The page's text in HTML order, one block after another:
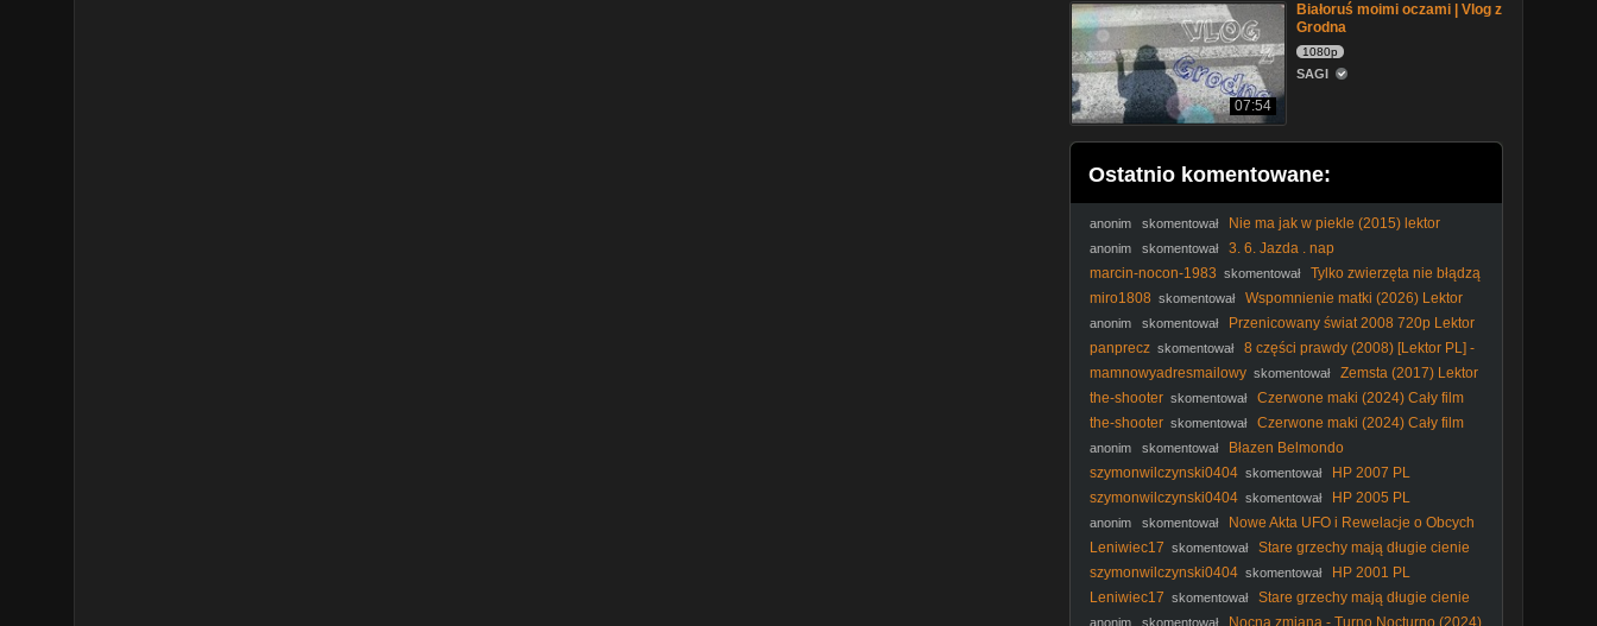
07:54
Białoruś moimi oczami | Vlog z
Grodna
1080p
SAGI
Ostatnio komentowane:
anonim skomentował Nie ma jak w piekle (2015) lektor
anonim skomentował
3. 6. Jazda . nap
marcin-nocon-1983 skomentował
Tylko zwierzęta nie błądzą
(2019) Lektor PL
miro1808 skomentował
Wspomnienie matki (2026) Lektor
anonim skomentował
Przenicowany świat 2008 720p Lektor
PL
panprecz skomentował
8 części prawdy (2008) [Lektor PL] -
Vantage Point
mamnowyadresmailowy skomentował
Zemsta (2017) Lektor
PL
the-shooter skomentował
Czerwone maki (2024) Cały film
PL
the-shooter skomentował
Czerwone maki (2024) Cały film
anonim skomentował
Błazen Belmondo
szymonwilczynski0404 skomentował
HP 2007 PL
szymonwilczynski0404 skomentował HP 2005 PL
anonim skomentował
Nowe Akta UFO i Rewelacje o Obcych
Leniwiec17 skomentował
Stare grzechy mają długie cienie
(2014) Lektor PL
szymonwilczynski0404 skomentował
HP 2001 PL
Leniwiec17 skomentował
Stare grzechy mają długie cienie
(2014) Lektor PL
anonim skomentował Nocna zmiana - Turno Nocturno (2024)